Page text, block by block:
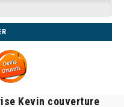
Kevin couverture